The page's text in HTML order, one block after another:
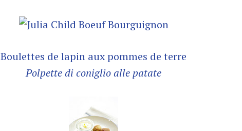
Boulettes de lapin aux pommes de terre
Polpette di coniglio alle patate